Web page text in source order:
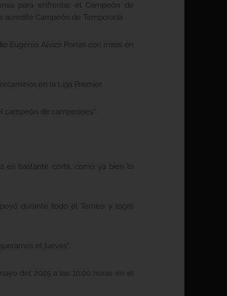
para enfrentar el Campeón de
acredite Campeón de Temporada.
Eugenio Alvizo Porras con miras en
en la Liga Premier.
de campeones”.
es bastante corta, como ya bien lo
durante todo el Torneo y logró
el jueves”.
del 2025 a las 10:00 horas en el